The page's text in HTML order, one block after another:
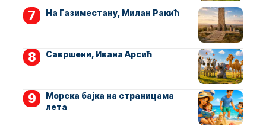
На Газиместану, Милан Ракић
Савршени, Ивана Арсић
Морска бајка на страницама
лета